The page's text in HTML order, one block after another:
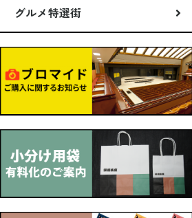
グルメ特選街